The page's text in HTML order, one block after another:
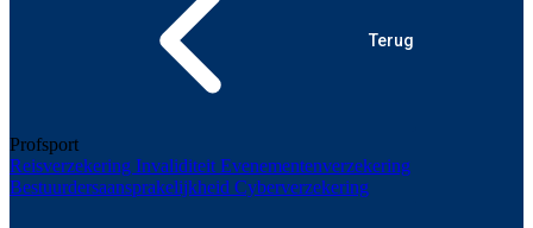
Terug
Profsport
Reisverzekering Invaliditeit Evenementenverzekering
Bestuurdersaansprakelijkheid Cyberverzekering